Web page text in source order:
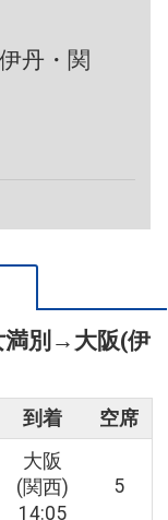
丹・関
別 → 大阪(伊
到着 空席
大阪
(関西)
14:05
5